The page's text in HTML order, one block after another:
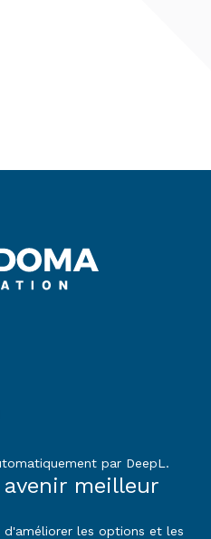
par DeepL.
meilleur
les options et les